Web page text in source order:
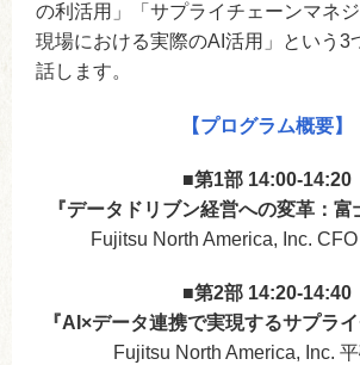
の利活用」「サプライチェーンマネ
現場における実際のAI活用」という3
話します。
【プログラム概要】
■第1部 14:00-14:20
『データドリブン経営への変革：富
Fujitsu North America, Inc.
■第2部 14:20-14:40
『AI×データ連携で実現するサプライ
Fujitsu North America, Inc.